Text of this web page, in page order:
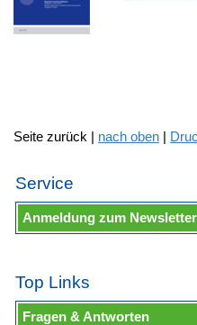
Seite zurück | nach oben |
Service
Anmeldung zum Newsletter
Top Links
Fragen & Antworten